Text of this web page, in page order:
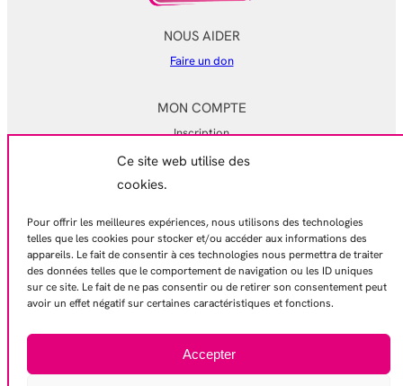
Ce site web utilise des
cookies.
Pour offrir les meilleures expériences, nous utilisons des technologies
telles que les cookies pour stocker et/ou accéder aux informations des
appareils. Le fait de consentir à ces technologies nous permettra de traiter
des données telles que le comportement de navigation ou les ID uniques
sur ce site. Le fait de ne pas consentir ou de retirer son consentement peut
avoir un effet négatif sur certaines caractéristiques et fonctions.
Accepter
NOUS AIDER
Faire un don
MON COMPTE
Inscription
Mon compte
Mes commandes
EN SAVOIR PLUS
Mentions légales
Conditions générales de ventes
Politique de confidentialité